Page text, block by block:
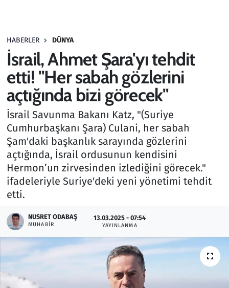
HABERLER DÜNYA
İsrail, Ahmet Şara'yı tehdit
etti! "Her sabah gözlerini
açtığında bizi görecek"
İsrail Savunma Bakanı Katz, "(Suriye
Cumhurbaşkanı Şara) Culani, her sabah
Şam'daki başkanlık sarayında gözlerini
açtığında, İsrail ordusunun kendisini
Hermon’un zirvesinden izlediğini görecek."
ifadeleriyle Suriye'deki yeni yönetimi tehdit
etti.
NUSRET ODABAŞ
MUHABIR
13.03.2025 - 07:54
YAYINLANMA
Haber
Kültür Sanat
Kurumsal Haberler
Lezzet Durağı
Memur ve Kamu
Otomobil
Ramazan
Resmi İlanlar
Rüya Tabirleri